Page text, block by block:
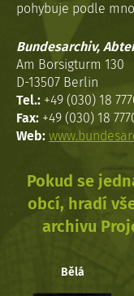
pohybuje podle
Bundesarchiv,
Am Borsigturm 130
D-13507 Berlin
Tel.: +49 (030) 18
Fax: +49 (030) 18
Web:
Pokud se
obcí, hradí
archivu
Bělá